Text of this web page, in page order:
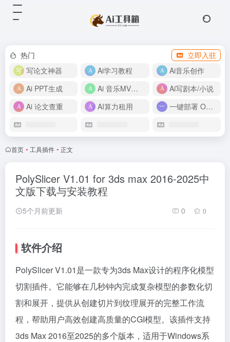
热门
立即入驻
写论文神器
Ai学习教程
Ai音乐创作
Ai PPT生成
Ai 音乐MV制作
Ai写剧本/小说
Ai 论文查重
AI算力租用 一键部署 OpenClaw
首页 • 工具插件 • 正文
PolySlicer V1.01 for 3ds max 2016-2025中
文版下载与安装教程
5个月前更新 0 0
软件介绍
PolySlicer V1.01是一款专为3ds Max设计的程序化模型
切割插件。它能够在几秒钟内完成复杂模型的参数化切
割和展开，提供从创建切片到纹理展开的完整工作流
程，帮助用户高效创建高质量的CGI模型。该插件支持
3ds Max 2016至2025的多个版本，适用于Windows系